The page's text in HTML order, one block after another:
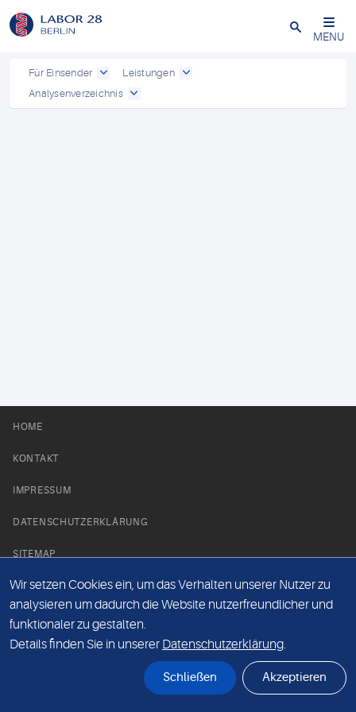
Schließen
MENU
Für Einsender
Leistungen
Analysenverzeichnis
HOME
KONTAKT
IMPRESSUM
DATENSCHUTZERKLÄRUNG
SITEMAP
NEWS PARTNER
Wir setzen Cookies ein, um das Verhalten unserer Nutzer zu
analysieren um dadurch die Website nutzerfreundlicher und
funktionaler zu gestalten.
Details finden Sie in unserer Datenschutzerklärung.
Schließen Akzeptieren